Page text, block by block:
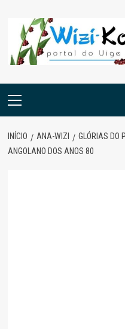
content
Menu
INÍCIO ANA-WIZI
GLÓRIAS DO
ANGOLANO DOS ANOS 80